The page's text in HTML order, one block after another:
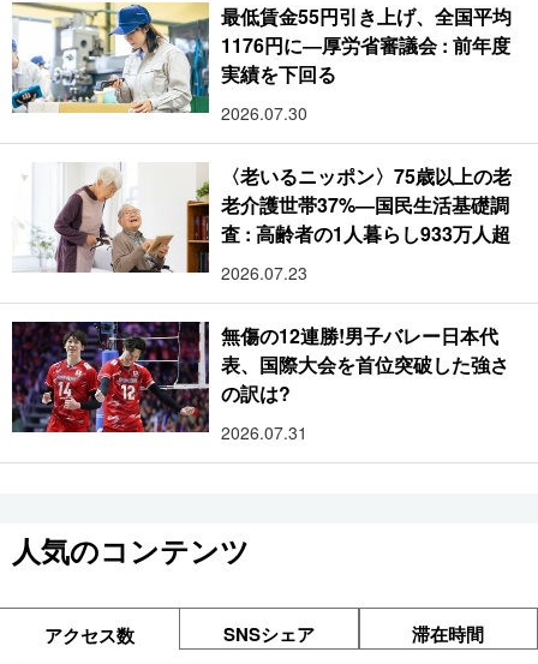
最低賃金55円引き上げ、全国平均
1176円に―厚労省審議会 : 前年度
実績を下回る
2026.07.30
〈老いるニッポン〉75歳以上の老
老介護世帯37%―国民生活基礎調
査 : 高齢者の1人暮らし933万人超
2026.07.23
無傷の12連勝!男子バレー日本代
表、国際大会を首位突破した強さ
の訳は?
2026.07.31
人気のコンテンツ
アクセス数 SNSシェア 滞在時間